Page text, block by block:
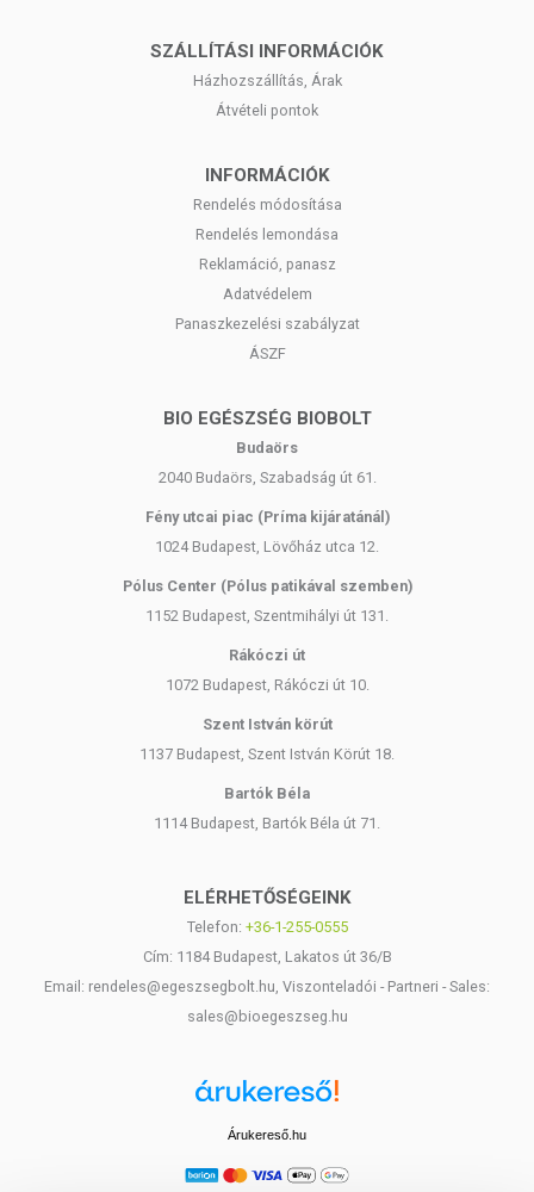
SZÁLLÍTÁSI INFORMÁCIÓK
Házhozszállítás, Árak
Átvételi pontok
INFORMÁCIÓK
Rendelés módosítása
Rendelés lemondása
Reklamáció, panasz
Adatvédelem
Panaszkezelési szabályzat
ÁSZF
BIO EGÉSZSÉG BIOBOLT
Budaörs
2040 Budaörs, Szabadság út 61.
Fény utcai piac (Príma kijáratánál)
1024 Budapest, Lövőház utca 12.
Pólus Center (Pólus patikával szemben)
1152 Budapest, Szentmihályi út 131.
Rákóczi út
1072 Budapest, Rákóczi út 10.
Szent István körút
1137 Budapest, Szent István Körút 18.
Bartók Béla
1114 Budapest, Bartók Béla út 71.
ELÉRHETŐSÉGEINK
Telefon: +36-1-255-0555
Cím: 1184 Budapest, Lakatos út 36/B
Email: rendeles@egeszsegbolt.hu, Viszonteladói - Partneri - Sales:
sales@bioegeszseg.hu
Árukereső.hu